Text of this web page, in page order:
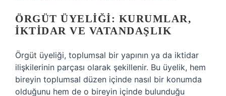
ÖRGÜT ÜYELIĞI: KURUMLAR,
İKTIDAR VE VATANDAŞLIK
Örgüt üyeliği, toplumsal bir yapının ya da iktidar
ilişkilerinin parçası olarak şekillenir. Bu üyelik, hem
bireyin toplumsal düzen içinde nasıl bir konumda
olduğunu hem de o bireyin içinde bulunduğu